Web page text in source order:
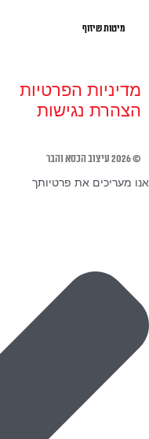
מיטות שיזוף
מדיניות הפרטיות
הצהרת נגישות
© 2026 עיצוב הכסא והבר
אנו מעריכים את פרטיותך